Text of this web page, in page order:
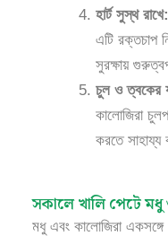
হার্ট সুস্থ রাখে:
এটি রক্তচাপ
সুরক্ষায়
চুল ও ত্বকের
কালোজিরা
করতে সাহায্য
সকালে খালি পেটে
মধু এবং কালোজিরা